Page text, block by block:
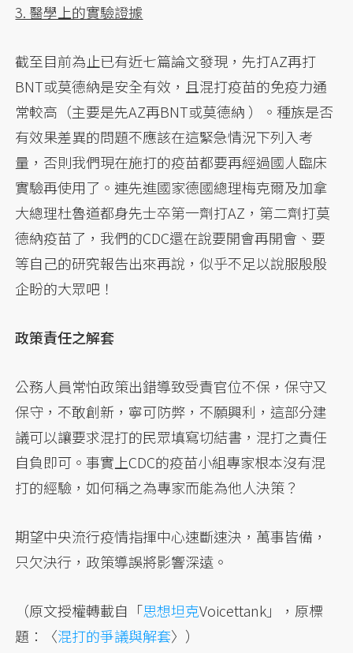
3. 醫學上的實驗證據
截至目前為止已有近七篇論文發現，先打AZ再打
BNT或莫德納是安全有效，且混打疫苗的免疫力通
常較高（主要是先AZ再BNT或莫德納 ）。種族是否
有效果差異的問題不應該在這緊急情況下列入考
量，否則我們現在施打的疫苗都要再經過國人臨床
實驗再使用了。連先進國家德國總理梅克爾及加拿
大總理杜魯道都身先士卒第一劑打AZ，第二劑打莫
德納疫苗了，我們的CDC還在說要開會再開會、要
等自己的研究報告出來再說，似乎不足以說服殷殷
企盼的大眾吧！
政策責任之解套
公務人員常怕政策出錯導致受責官位不保，保守又
保守，不敢創新，寧可防弊，不願興利，這部分建
議可以讓要求混打的民眾填寫切結書，混打之責任
自負即可。事實上CDC的疫苗小組專家根本沒有混
打的經驗，如何稱之為專家而能為他人決策？
期望中央流行疫情指揮中心速斷速決，萬事皆備，
只欠決行，政策導誤將影響深遠。
（原文授權轉載自「思想坦克Voicettank」，原標
題：〈混打的爭議與解套〉）